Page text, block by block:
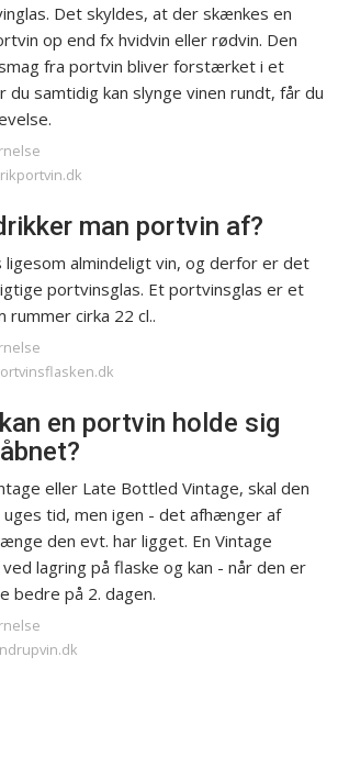
Det skyldes, at der skænkes en
op end fx hvidvin eller rødvin. Den
fra portvin bliver forstærket i et
du samtidig kan slynge vinen rundt, får du
man portvin af?
ligesom almindeligt vin, og derfor er det
portvinsglas. Et portvinsglas er et
rummer cirka 22 cl..
en portvin holde sig
eller Late Bottled Vintage, skal den
uges tid, men igen - det afhænger af
den evt. har ligget. En Vintage
lagring på flaske og kan - når den er
bedre på 2. dagen.